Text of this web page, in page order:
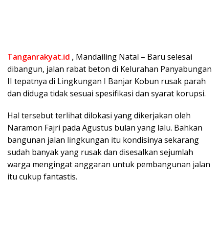
Tanganrakyat.id , Mandailing Natal – Baru selesai
dibangun, jalan rabat beton di Kelurahan Panyabungan
II tepatnya di Lingkungan I Banjar Kobun rusak parah
dan diduga tidak sesuai spesifikasi dan syarat korupsi.
Hal tersebut terlihat dilokasi yang dikerjakan oleh
Naramon Fajri pada Agustus bulan yang lalu. Bahkan
bangunan jalan lingkungan itu kondisinya sekarang
sudah banyak yang rusak dan disesalkan sejumlah
warga mengingat anggaran untuk pembangunan jalan
itu cukup fantastis.